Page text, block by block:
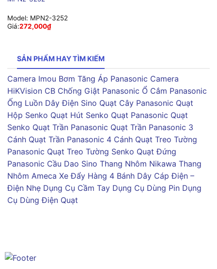
Model: MPN2-3252
Giá:272,000₫
SẢN PHẨM HAY TÌM KIẾM
Camera Imou Bơm Tăng Áp Panasonic Camera
HiKVision CB Chống Giật Panasonic Ổ Cắm Panasonic
Ống Luồn Dây Điện Sino Quạt Cây Panasonic Quạt
Hộp Senko Quạt Hút Senko Quạt Panasonic Quạt
Senko Quạt Trần Panasonic Quạt Trần Panasonic 3
Cánh Quạt Trần Panasonic 4 Cánh Quạt Treo Tường
Panasonic Quạt Treo Tường Senko Quạt Đứng
Panasonic Cầu Dao Sino Thang Nhôm Nikawa Thang
Nhôm Ameca Xe Đẩy Hàng 4 Bánh Dây Cáp Điện –
Điện Nhẹ Dụng Cụ Cầm Tay Dụng Cụ Dùng Pin Dụng
Cụ Dùng Điện Quạt